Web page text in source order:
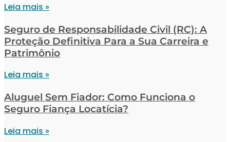
Leia mais »
Seguro de Responsabilidade Civil (RC): A
Proteção Definitiva Para a Sua Carreira e
Patrimônio
Leia mais »
Aluguel Sem Fiador: Como Funciona o
Seguro Fiança Locatícia?
Leia mais »